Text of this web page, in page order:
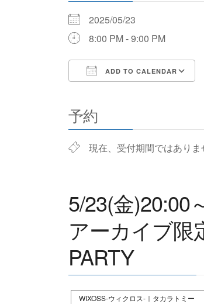
2025/05/23
8:00 PM - 9:00 PM
ADD TO CALENDAR
予約
現在、受付期間ではありま
5/23(金)20:00
アーカイブ限
PARTY
WIXOSS-ウィクロス-｜タカラトミー